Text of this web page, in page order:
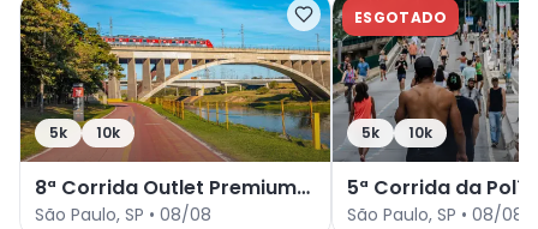
5k 10k
8ª Corrida Outlet Premium
São Paulo 2026
São Paulo, SP • 08/08
ESGOTADO
5k 10k
5ª Corrida da
2026
São Paulo, SP • 08/08